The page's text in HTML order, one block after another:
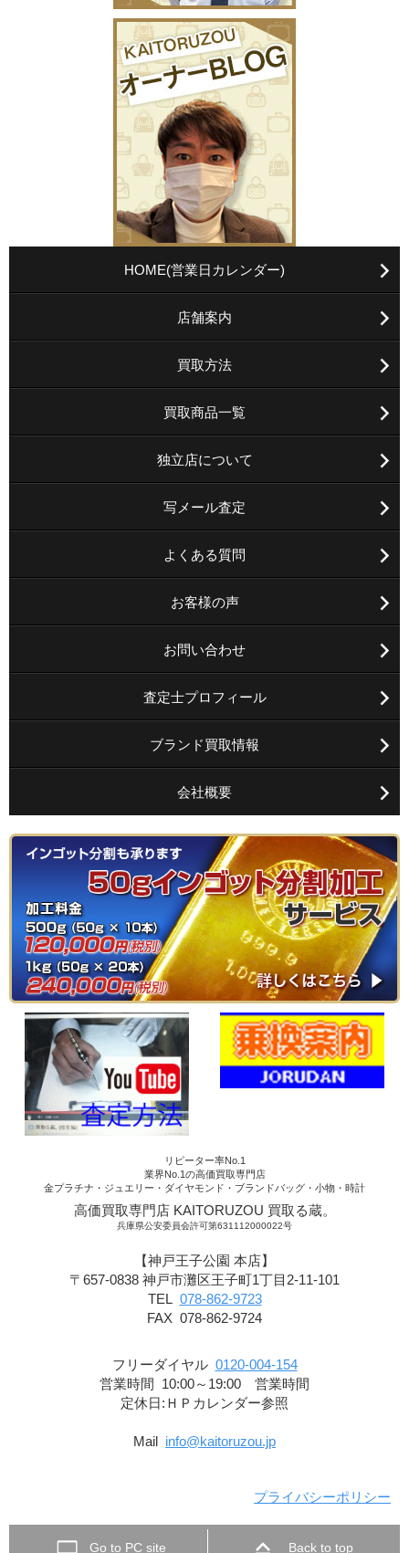
HOME(営業日カレンダー)
店舗案内
買取方法
買取商品一覧
独立店について
写メール査定
よくある質問
お客様の声
お問い合わせ
査定士プロフィール
ブランド買取情報
会社概要
リピーター率No.1
業界No.1の高価買取専門店
金プラチナ・ジュエリー・ダイヤモンド・ブランドバッグ・小物・時計
高価買取専門店 KAITORUZOU 買取る蔵。
兵庫県公安委員会許可第631112000022号
【神戸王子公園 本店】
〒657-0838 神戸市灘区王子町1丁目2-11-101
TEL 078-862-9723
FAX 078-862-9724
フリーダイヤル 0120-004-154
営業時間 10:00～19:00 営業時間
定休日:ＨＰカレンダー参照
Mail info@kaitoruzou.jp
プライバシーポリシー
Back to top
Go to PC site